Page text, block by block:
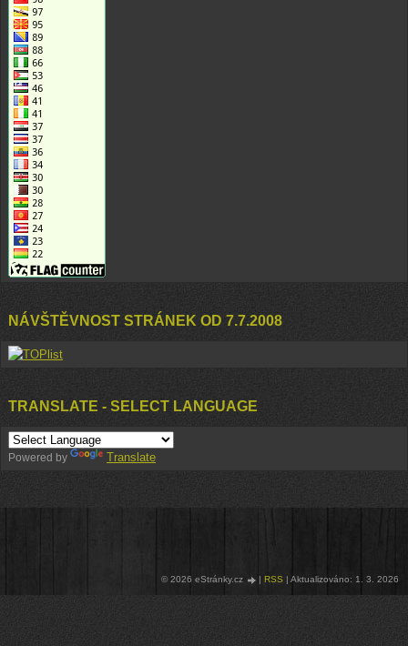
NÁVŠTĚVNOST STRÁNEK OD 7.7.2008
TRANSLATE - SELECT LANGUAGE
Powered by Translate
© 2026 eStránky.cz RSS Aktualizováno: 1. 3. 2026